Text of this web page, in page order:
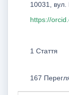
10031,
https://
1 Стаття
167